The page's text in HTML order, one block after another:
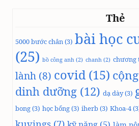
Thẻ
5000 bước chân(3) bài học
(25) bồ công anh (2) chanh (2) chương
lành (8) covid (15)
dinh dưỡng (12) dạ dày(3)
bong(3) học bổng(3) iherb(3) Khoa-4